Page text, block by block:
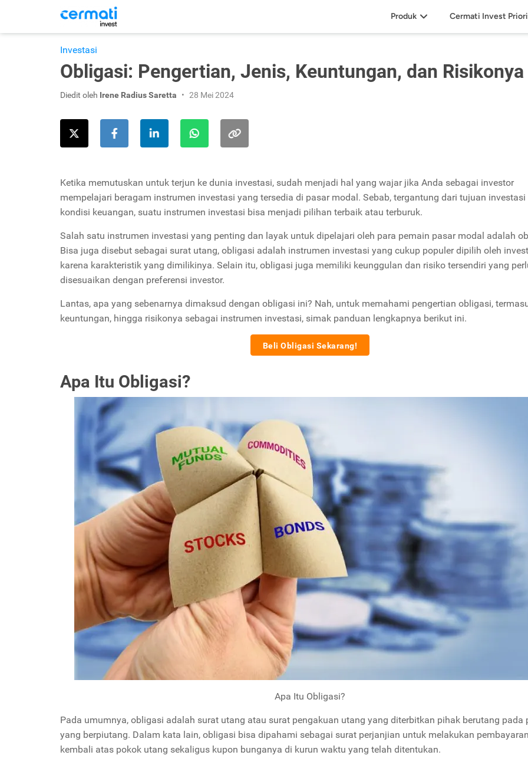
Produk Cermati Invest
Investasi
Obligasi: Pengertian, Jenis, Keuntungan, dan Risikonya
Diedit oleh Irene Radius Saretta 28 Mei 2024
Ketika memutuskan untuk terjun ke dunia investasi, sudah menjadi hal yang wajar jika Anda sebagai investor
mempelajari beragam instrumen investasi yang tersedia di pasar modal. Sebab, tergantung dari tujuan investasi
kondisi keuangan, suatu instrumen investasi bisa menjadi pilihan terbaik atau terburuk.
Salah satu instrumen investasi yang penting dan layak untuk dipelajari oleh para pemain pasar modal adalah
Bisa juga disebut sebagai surat utang, obligasi adalah instrumen investasi yang cukup populer dipilih oleh
karena karakteristik yang dimilikinya. Selain itu, obligasi juga memiliki keunggulan dan risiko tersendiri yang
disesuaikan dengan preferensi investor.
Lantas, apa yang sebenarnya dimaksud dengan obligasi ini? Nah, untuk memahami pengertian obligasi,
keuntungan, hingga risikonya sebagai instrumen investasi, simak panduan lengkapnya berikut ini.
Beli Obligasi Sekarang!
Apa Itu Obligasi?
Apa Itu Obligasi?
Pada umumnya, obligasi adalah surat utang atau surat pengakuan utang yang diterbitkan pihak berutang pada
yang berpiutang. Dalam kata lain, obligasi bisa dipahami sebagai surat perjanjian untuk melakukan pembayaran
kembali atas pokok utang sekaligus kupon bunganya di kurun waktu yang telah ditentukan.